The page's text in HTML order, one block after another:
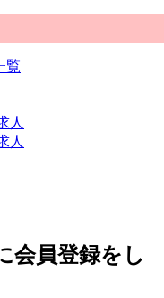
覧
人
人
会員登録をし